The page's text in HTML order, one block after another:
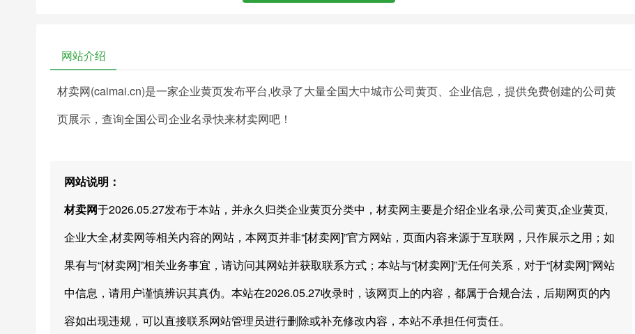
网站介绍
材卖网(caimai.cn)是一家企业黄页发布平台,收录了大量全国大中城市公司黄页、企业信息，提供免费创建的公司黄
页展示，查询全国公司企业名录快来材卖网吧！
网站说明：
材卖网于2026.05.27发布于本站，并永久归类企业黄页分类中，材卖网主要是介绍企业名录,公司黄页,企业黄页,
企业大全,材卖网等相关内容的网站，本网页并非“[材卖网]”官方网站，页面内容来源于互联网，只作展示之用；如
果有与“[材卖网]”相关业务事宜，请访问其网站并获取联系方式；本站与“[材卖网]”无任何关系，对于“[材卖网]”网站
中信息，请用户谨慎辨识其真伪。本站在2026.05.27收录时，该网页上的内容，都属于合规合法，后期网页的内
容如出现违规，可以直接联系网站管理员进行删除或补充修改内容，本站不承担任何责任。